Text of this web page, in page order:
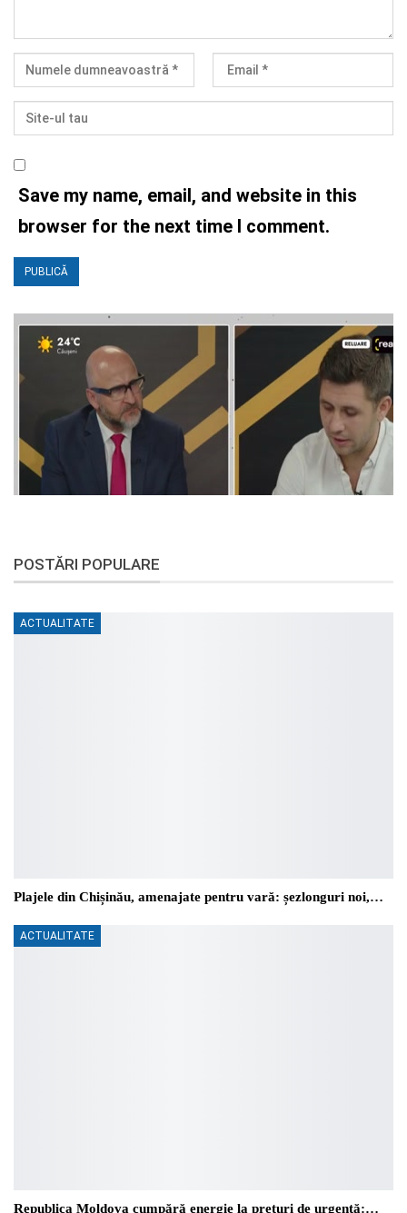
Save my name, email, and website in this
browser for the next time I comment.
POSTĂRI POPULARE
ACTUALITATE
Plajele din Chișinău, amenajate pentru vară: șezlonguri noi,…
ACTUALITATE
Republica Moldova cumpără energie la prețuri de urgență:…